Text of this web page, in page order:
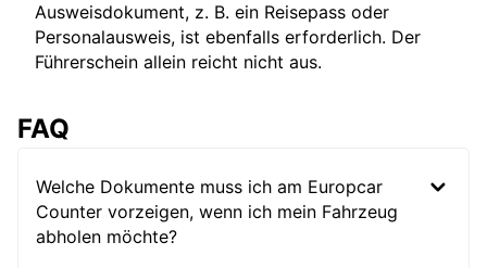
Ausweisdokument, z. B. ein Reisepass oder
Personalausweis, ist ebenfalls erforderlich. Der
Führerschein allein reicht nicht aus.
FAQ
Welche Dokumente muss ich am Europcar
Counter vorzeigen, wenn ich mein Fahrzeug
abholen möchte?